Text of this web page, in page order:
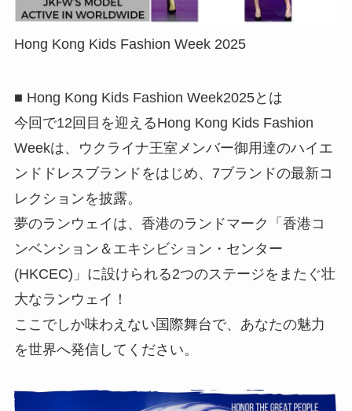
Hong Kong Kids Fashion Week 2025
■ Hong Kong Kids Fashion Week2025とは
今回で12回目を迎えるHong Kong Kids Fashion
Weekは、ウクライナ王室メンバー御用達のハイエ
ンドドレスブランドをはじめ、7ブランドの最新コ
レクションを披露。
夢のランウェイは、香港のランドマーク「香港コ
ンベンション＆エキシビション・センター
(HKCEC)」に設けられる2つのステージをまたぐ壮
大なランウェイ！
ここでしか味わえない国際舞台で、あなたの魅力
を世界へ発信してください。